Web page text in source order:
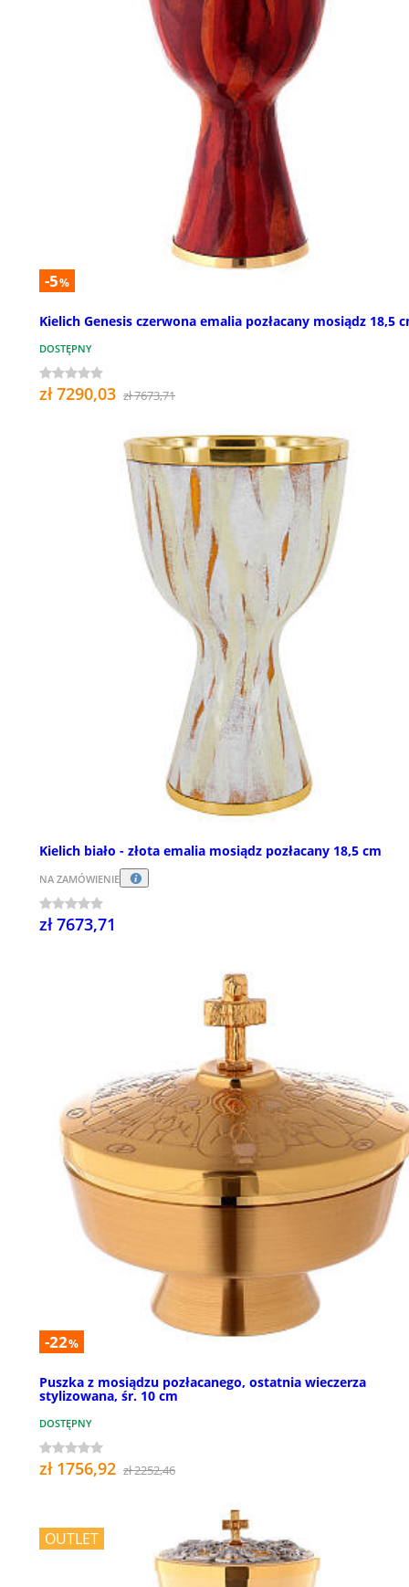
-5%
Kielich Genesis czerwona emalia pozłacany mosiądz 18,5
DOSTĘPNY
zł 7290,03 zł 7673,71
Kielich biało - złota emalia mosiądz pozłacany 18,5 cm
NA ZAMÓWIENIE
zł 7673,71
-22%
Puszka z mosiądzu pozłacanego, ostatnia wieczerza
stylizowana, śr. 10 cm
DOSTĘPNY
zł 1756,92 zł 2252,46
OUTLET